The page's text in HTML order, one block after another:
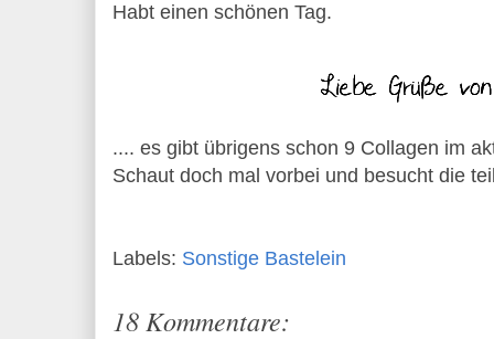
Habt einen schönen Tag.
.... es gibt übrigens schon 9 Collagen im
Schaut doch mal vorbei und besucht die
Labels: Sonstige Bastelein
18 Kommentare: